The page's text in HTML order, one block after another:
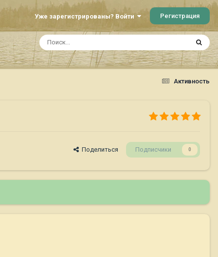
Уже зарегистрированы? Войти Регистрация
Активность
Поделиться Подписчики 0